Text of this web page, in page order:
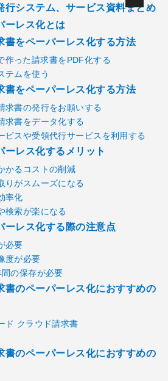
行システム、サービス資料まとめ
ーレス化とは
書をペーパーレス化する方法
作った請求書をPDF化する
テムを使う
書をペーパーレス化する方法
求書の発行をお願いする
求書をデータ化する
ビスや受領代行サービスを利用する
ーレス化するメリット
かるコストの削減
りがスムーズになる
率化
検索が楽になる
ーレス化する際の注意点
必要
度が必要
の保存が必要
書のペーパーレス化におすすめの
ド クラウド請求書
書のペーパーレス化におすすめの